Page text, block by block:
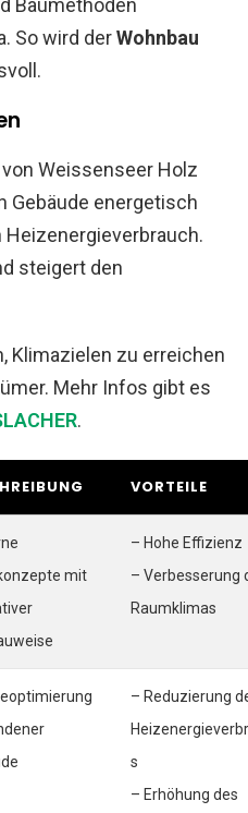
Baumethoden
So wird derWohnbau
von Weissenseer Holz
Gebäude energetisch
Heizenergieverbrauch.
steigert den
Klimazielen zu erreichen
Mehr Infos gibt es
.
VORTEILE
mit
– Hohe Effizienz
– Verbesserung
Raumklimas
– Reduzierung
s
– Erhöhung des